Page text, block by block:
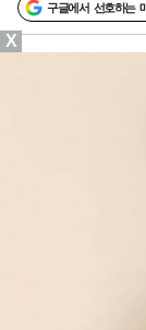
구글에서 선호하는
X